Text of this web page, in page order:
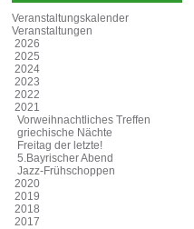
Veranstaltungskalender
Veranstaltungen
2026
2025
2024
2023
2022
2021
Vorweihnachtliches Treffen
griechische Nächte
Freitag der letzte!
5.Bayrischer Abend
Jazz-Frühschoppen
2020
2019
2018
2017